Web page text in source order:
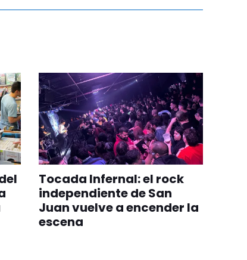
Tocada Infernal: el rock
independiente de San
Juan vuelve a encender la
escena